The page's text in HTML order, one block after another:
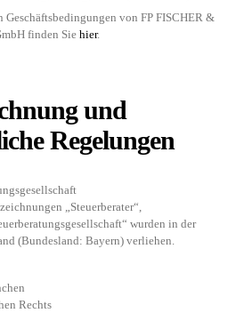
von FP FISCHER &
finden Siehier.
und
Regelungen
„Steuerberater“,
wurden in der
(Bundesland: Bayern) verliehen.
Rechts